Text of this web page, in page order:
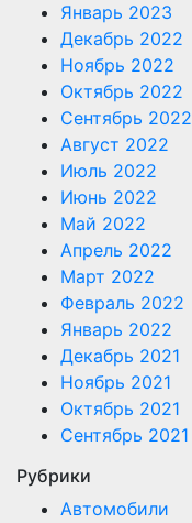
Январь 2023
Декабрь 2022
Ноябрь 2022
Октябрь 2022
Сентябрь 2022
Август 2022
Июль 2022
Июнь 2022
Май 2022
Апрель 2022
Март 2022
Февраль 2022
Январь 2022
Декабрь 2021
Ноябрь 2021
Октябрь 2021
Сентябрь 2021
Рубрики
Автомобили